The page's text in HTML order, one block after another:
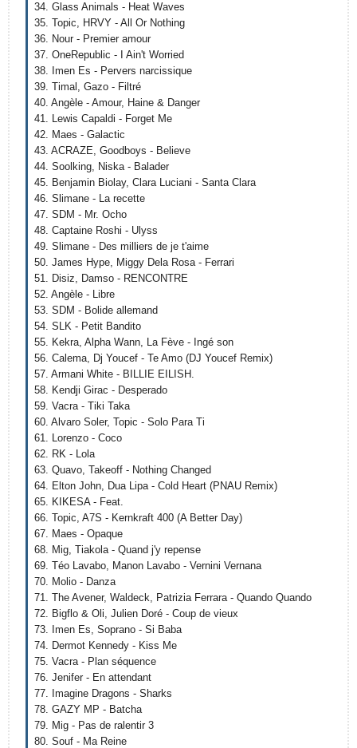
34. Glass Animals - Heat Waves
35. Topic, HRVY - All Or Nothing
36. Nour - Premier amour
37. OneRepublic - I Ain't Worried
38. Imen Es - Pervers narcissique
39. Timal, Gazo - Filtré
40. Angèle - Amour, Haine & Danger
41. Lewis Capaldi - Forget Me
42. Maes - Galactic
43. ACRAZE, Goodboys - Believe
44. Soolking, Niska - Balader
45. Benjamin Biolay, Clara Luciani - Santa Clara
46. Slimane - La recette
47. SDM - Mr. Ocho
48. Captaine Roshi - Ulyss
49. Slimane - Des milliers de je t'aime
50. James Hype, Miggy Dela Rosa - Ferrari
51. Disiz, Damso - RENCONTRE
52. Angèle - Libre
53. SDM - Bolide allemand
54. SLK - Petit Bandito
55. Kekra, Alpha Wann, La Fève - Ingé son
56. Calema, Dj Youcef - Te Amo (DJ Youcef Remix)
57. Armani White - BILLIE EILISH.
58. Kendji Girac - Desperado
59. Vacra - Tiki Taka
60. Alvaro Soler, Topic - Solo Para Ti
61. Lorenzo - Coco
62. RK - Lola
63. Quavo, Takeoff - Nothing Changed
64. Elton John, Dua Lipa - Cold Heart (PNAU Remix)
65. KIKESA - Feat.
66. Topic, A7S - Kernkraft 400 (A Better Day)
67. Maes - Opaque
68. Mig, Tiakola - Quand j'y repense
69. Téo Lavabo, Manon Lavabo - Vernini Vernana
70. Molio - Danza
71. The Avener, Waldeck, Patrizia Ferrara - Quando Quando
72. Bigflo & Oli, Julien Doré - Coup de vieux
73. Imen Es, Soprano - Si Baba
74. Dermot Kennedy - Kiss Me
75. Vacra - Plan séquence
76. Jenifer - En attendant
77. Imagine Dragons - Sharks
78. GAZY MP - Batcha
79. Mig - Pas de ralentir 3
80. Souf - Ma Reine